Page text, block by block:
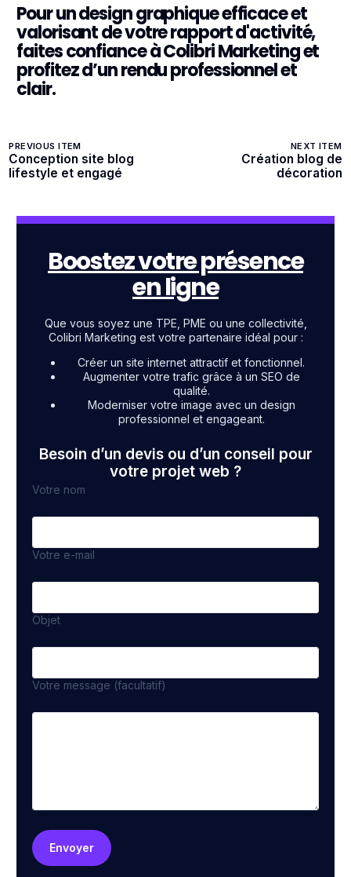
Pour un design graphique efficace et
valorisant de votre rapport d'activité,
faites confiance à Colibri Marketing et
profitez d’un rendu professionnel et
clair.
PREVIOUS ITEM
Conception site blog
lifestyle et engagé
NEXT ITEM
Création blog de
décoration
Boostez votre présence
en ligne
Que vous soyez une TPE, PME ou une collectivité,
Colibri Marketing est votre partenaire idéal pour :
Créer un site internet attractif et fonctionnel.
Augmenter votre trafic grâce à un SEO de
qualité.
Moderniser votre image avec un design
professionnel et engageant.
Besoin d’un devis ou d’un conseil pour
votre projet web ?
Votre nom
Votre e-mail
Objet
Votre message (facultatif)